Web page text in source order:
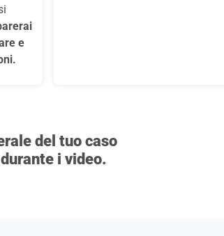
e
del tuo caso
i video.